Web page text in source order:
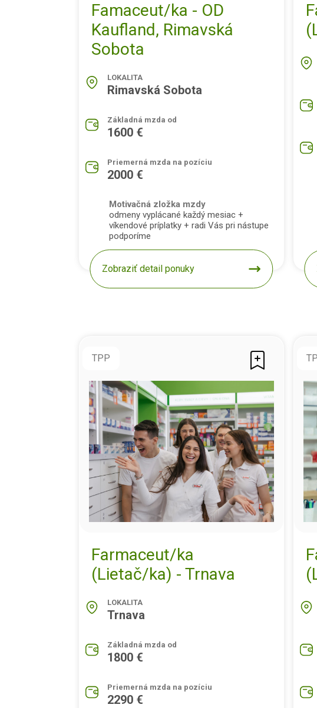
Famaceut/ka - OD
Kaufland, Rimavská
Sobota
LOKALITA
Rimavská Sobota
Základná mzda od
1600 €
Priemerná mzda na pozíciu
2000 €
Motivačná zložka mzdy
odmeny vyplácané každý mesiac +
víkendové príplatky + radi Vás pri nástupe
podporíme
Zobraziť detail ponuky
TPP
Farmaceut/ka
(Lietač/ka) - Trnava
LOKALITA
Trnava
Základná mzda od
1800 €
Priemerná mzda na pozíciu
2290 €